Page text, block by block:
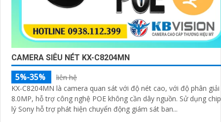
CAMERA SIÊU NÉT KX-C8204MN
5%-35%
liên hệ
KX-C8204MN là camera quan sát với độ nét cao, với độ phân giải
8.0MP, hỗ trợ công nghệ POE không cần dây nguồn. Sử dụng chip xử
lý Sony hỗ trợ phát hiện chuyển động giám sát ban...